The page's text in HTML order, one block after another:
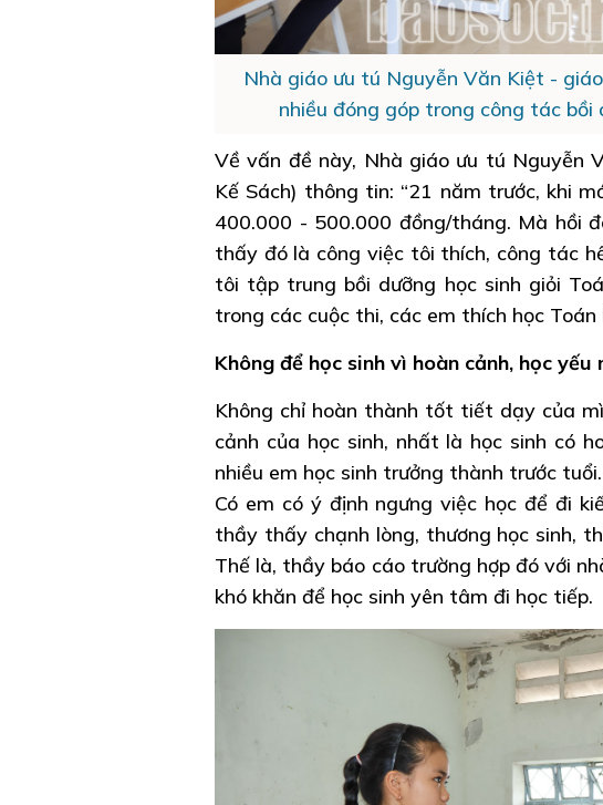
Nhà giáo ưu tú Nguyễn Văn Kiệt -
nhiều đóng góp trong công tác bồi
Về vấn đề này, Nhà giáo ưu tú Nguyễn
Kế Sách) thông tin: “21 năm trước, khi
400.000 - 500.000 đồng/tháng. Mà hồi
thấy đó là công việc tôi thích, công tác
tôi tập trung bồi dưỡng học sinh giỏi
trong các cuộc thi, các em thích học Toán
Không để học sinh vì hoàn cảnh, học
Không chỉ hoàn thành tốt tiết dạy của
cảnh của học sinh, nhất là học sinh có
nhiều em học sinh trưởng thành trước
Có em có ý định ngưng việc học để đi
thầy thấy chạnh lòng, thương học sinh,
Thế là, thầy báo cáo trường hợp đó với
khó khăn để học sinh yên tâm đi học tiếp.